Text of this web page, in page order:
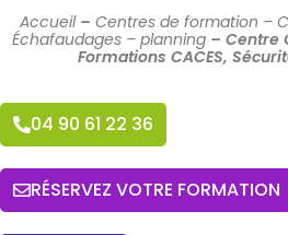
Accueil– Centres de formation –
Échafaudages – planning – Centre
Formations CACES,
04 90 61 22 36
RÉSERVEZ VOTRE FORMATION